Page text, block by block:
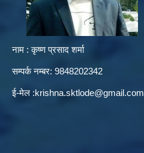
नाम : कृष्ण प्रसाद शर्मा
सम्पर्क नम्बर: 9848202342
ई-मेल :krishna.sktlode@gmail.com